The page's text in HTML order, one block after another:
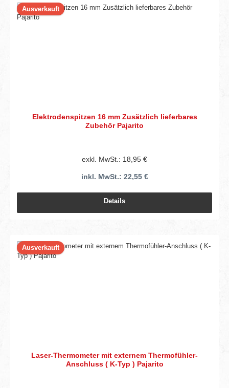
Ausverkauft
Elektrodenspitzen 16 mm Zusätzlich lieferbares
Zubehör Pajarito
exkl. MwSt.: 18,95 €
inkl. MwSt.: 22,55 €
Details
Ausverkauft
Laser-Thermometer mit externem Thermofühler-
Anschluss ( K-Typ ) Pajarito